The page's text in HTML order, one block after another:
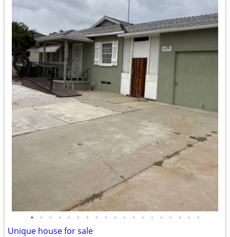
• • • • • • • • • • • • • • • • • • •
Unique house for sale